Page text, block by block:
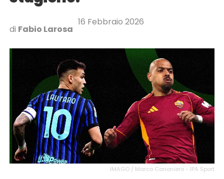
di Fabio Larosa
16 Febbraio 2026
IMAGO / Marco Canoniero - IPA Sport